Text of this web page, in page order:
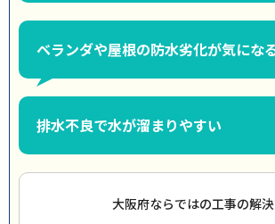
ベランダや屋根の防水劣化が気にな
排水不良で水が溜まりやすい
大阪府ならではの工事の解